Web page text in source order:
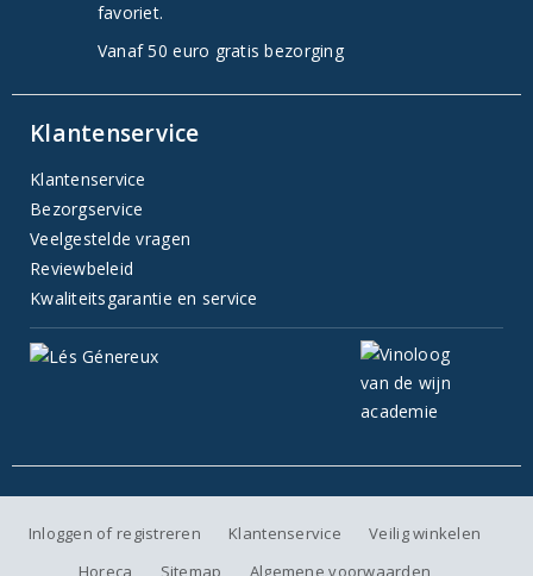
favoriet.
Vanaf 50 euro gratis bezorging
Klantenservice
Klantenservice
Bezorgservice
Veelgestelde vragen
Reviewbeleid
Kwaliteitsgarantie en service
Inloggen of registreren Klantenservice
Veilig winkelen
Horeca
Sitemap Algemene voorwaarden